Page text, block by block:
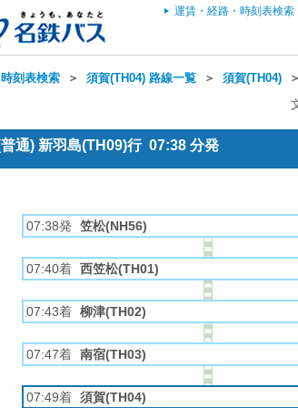
運賃・経路・時刻表検索
刻表検索 ＞ 須賀(TH04) 路線一覧 ＞ 須賀(TH04)
通) 新羽島(TH09)行 07:38 分発
07:38発 笠松(NH56)
07:40着 西笠松(TH01)
07:43着 柳津(TH02)
07:47着 南宿(TH03)
07:49着 須賀(TH04)